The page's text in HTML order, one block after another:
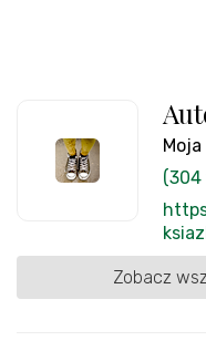
(304
Zobacz